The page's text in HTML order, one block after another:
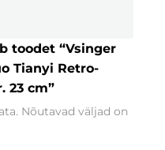
toodet “Vsinger
Tianyi Retro-
23 cm”
Nõutavad väljad on